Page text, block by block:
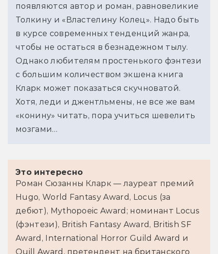
появляются автор и роман, равновеликие
Толкину и «Властелину Колец». Надо быть
в курсе современных тенденций жанра,
чтобы не остаться в безнадежном тылу.
Однако любителям простенького фэнтези
с большим количеством экшена книга
Кларк может показаться скучноватой.
Хотя, леди и джентльмены, не все же вам
«конину» читать, пора учиться шевелить
мозгами…
Это интересно
Роман Сюзанны Кларк — лауреат премий
Hugo, World Fantasy Award, Locus (за
дебют), Mythopoeic Award; номинант Locus
(фэнтези), British Fantasy Award, British SF
Award, International Horror Guild Award и
Quill Award, претендент на британского